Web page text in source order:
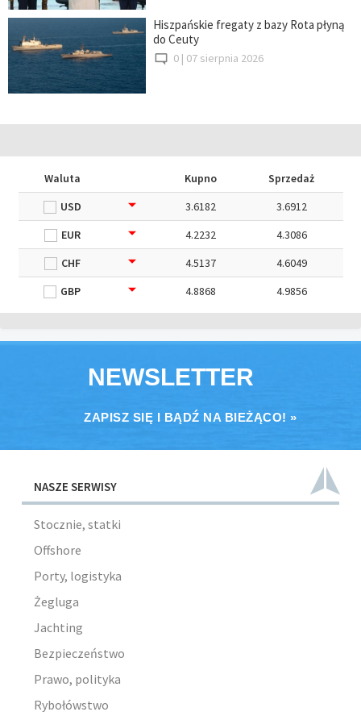
Hiszpańskie fregaty z bazy Rota płyną
do Ceuty
0 | 07 sierpnia 2026
Waluta Kupno
Sprzedaż
USD
3.6182
3.6912
EUR
4.2232
4.3086
CHF
4.5137
4.6049
GBP
4.8868 4.9856
NEWSLETTER
ZAPISZ SIĘ I BĄDŹ NA BIEŻĄCO! »
NASZE SERWISY
Stocznie, statki
Offshore
Porty, logistyka
Żegluga
Jachting
Bezpieczeństwo
Prawo, polityka
Rybołówstwo